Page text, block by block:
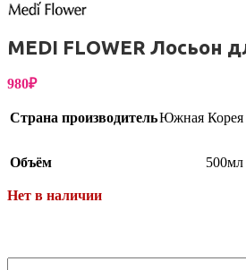
MEDI FLOWER Лосьон
980₽
Страна производительЮжная Корея
Объём 500мл
Нет в наличии